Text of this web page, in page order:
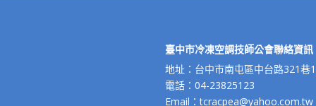
臺中市冷凍空調技師公會聯絡資訊
地址：台中市南屯區中台路321巷
電話：04-23825123
Email：tcracpea@yahoo.com.tw